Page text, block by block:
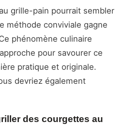
grille-pain pourrait sembler
méthode conviviale gagne
phénomène culinaire
pour savourer ce
pratique et originale.
devriez également
des courgettes au